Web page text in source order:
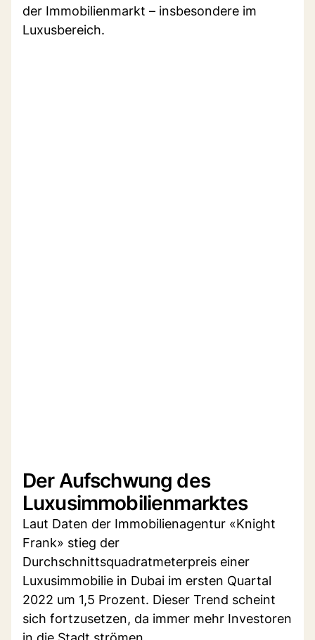
der Immobilienmarkt – insbesondere im
Luxusbereich.
Der Aufschwung des
Luxusimmobilienmarktes
Laut Daten der Immobilienagentur «Knight
Frank» stieg der
Durchschnittsquadratmeterpreis einer
Luxusimmobilie in Dubai im ersten Quartal
2022 um 1,5 Prozent. Dieser Trend scheint
sich fortzusetzen, da immer mehr Investoren